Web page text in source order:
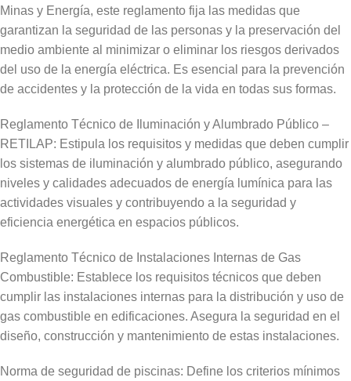
Minas y Energía, este reglamento fija las medidas que
garantizan la seguridad de las personas y la preservación del
medio ambiente al minimizar o eliminar los riesgos derivados
del uso de la energía eléctrica. Es esencial para la prevención
de accidentes y la protección de la vida en todas sus formas.
Reglamento Técnico de Iluminación y Alumbrado Público –
RETILAP: Estipula los requisitos y medidas que deben cumplir
los sistemas de iluminación y alumbrado público, asegurando
niveles y calidades adecuados de energía lumínica para las
actividades visuales y contribuyendo a la seguridad y
eficiencia energética en espacios públicos.
Reglamento Técnico de Instalaciones Internas de Gas
Combustible: Establece los requisitos técnicos que deben
cumplir las instalaciones internas para la distribución y uso de
gas combustible en edificaciones. Asegura la seguridad en el
diseño, construcción y mantenimiento de estas instalaciones.
Norma de seguridad de piscinas: Define los criterios mínimos